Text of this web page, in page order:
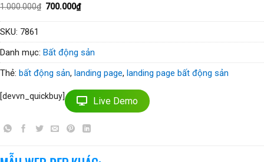
1.000.000₫ Giá
là:
700.000₫Giá
hiện
tại
SKU: 7861
Danh mục: Bất động sản
Thẻ: bất động sản, landing page, landing page bất động sản
[devvn_quickbuy] Live Demo